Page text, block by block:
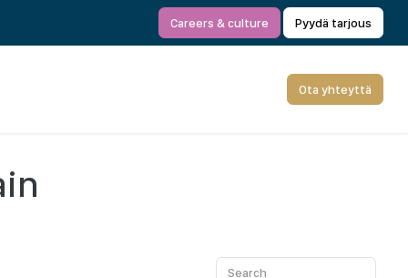
Careers & culture Pyydä tarjous
Ota yhteyttä